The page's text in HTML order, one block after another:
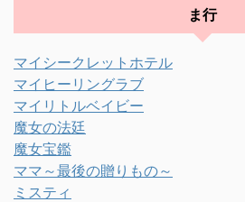
ま行
マイシークレットホテル
マイヒーリングラブ
マイリトルベイビー
魔女の法廷
魔女宝鑑
ママ～最後の贈りもの～
ミスティ